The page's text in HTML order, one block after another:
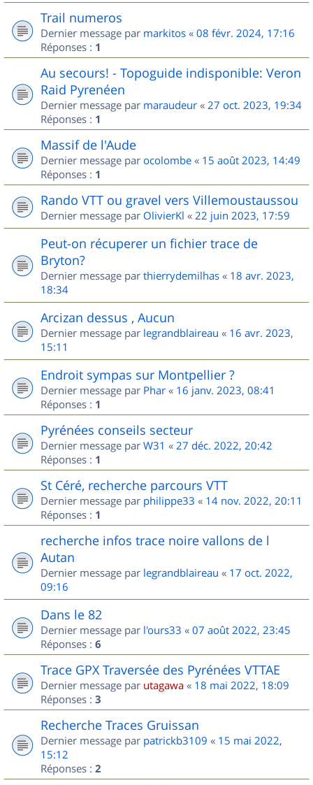
Trail numeros
Dernier message par markitos « 08 févr. 2024, 17:16
Réponses : 1
Au secours! - Topoguide indisponible: Veron
Raid Pyrenéen
Dernier message par maraudeur « 27 oct. 2023, 19:34
Réponses : 1
Massif de l'Aude
Dernier message par ocolombe « 15 août 2023, 14:49
Réponses : 1
Rando VTT ou gravel vers Villemoustaussou
Dernier message par OlivierKl « 22 juin 2023, 17:59
Peut-on récuperer un fichier trace de
Bryton?
Dernier message par thierrydemilhas « 18 avr. 2023,
18:34
Arcizan dessus , Aucun
Dernier message par legrandblaireau « 16 avr. 2023,
15:11
Endroit sympas sur Montpellier ?
Dernier message par Phar « 16 janv. 2023, 08:41
Réponses : 1
Pyrénées conseils secteur
Dernier message par W31 « 27 déc. 2022, 20:42
Réponses : 1
St Céré, recherche parcours VTT
Dernier message par philippe33 « 14 nov. 2022, 20:11
Réponses : 1
recherche infos trace noire vallons de l
Autan
Dernier message par legrandblaireau « 17 oct. 2022,
09:16
Dans le 82
Dernier message par l'ours33 « 07 août 2022, 23:45
Réponses : 6
Trace GPX Traversée des Pyrénées VTTAE
Dernier message par utagawa « 18 mai 2022, 18:09
Réponses : 3
Recherche Traces Gruissan
Dernier message par patrickb3109 « 15 mai 2022,
15:12
Réponses : 2